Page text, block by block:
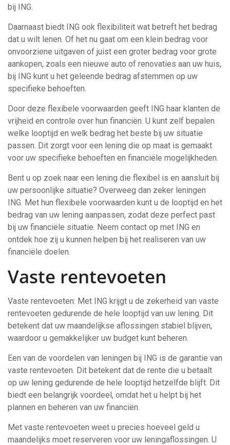
bij ING.
Daarnaast biedt ING ook flexibiliteit wat betreft het bedrag
dat u wilt lenen. Of het nu gaat om een klein bedrag voor
onvoorziene uitgaven of juist een groter bedrag voor grote
aankopen, zoals een nieuwe auto of renovaties aan uw huis,
bij ING kunt u het geleende bedrag afstemmen op uw
specifieke behoeften.
Door deze flexibele voorwaarden geeft ING haar klanten de
vrijheid en controle over hun financiën. U kunt zelf bepalen
welke looptijd en welk bedrag het beste bij uw situatie
passen. Dit zorgt voor een lening die op maat is gemaakt
voor uw specifieke behoeften en financiële mogelijkheden.
Bent u op zoek naar een lening die flexibel is en aansluit bij
uw persoonlijke situatie? Overweeg dan zeker leningen
ING. Met hun flexibele voorwaarden kunt u de looptijd en het
bedrag van uw lening aanpassen, zodat deze perfect past
bij uw financiële situatie. Neem contact op met ING en
ontdek hoe zij u kunnen helpen bij het realiseren van uw
financiële doelen.
Vaste rentevoeten
Vaste rentevoeten: Met ING krijgt u de zekerheid van vaste
rentevoeten gedurende de hele looptijd van uw lening. Dit
betekent dat uw maandelijkse aflossingen stabiel blijven,
waardoor u gemakkelijker uw budget kunt beheren.
Een van de voordelen van leningen bij ING is de garantie van
vaste rentevoeten. Dit betekent dat de rente die u betaalt
op uw lening gedurende de hele looptijd hetzelfde blijft. Dit
biedt een belangrijk voordeel, omdat het u helpt bij het
plannen en beheren van uw financiën.
Met vaste rentevoeten weet u precies hoeveel geld u
maandelijks moet reserveren voor uw leningaflossingen. U